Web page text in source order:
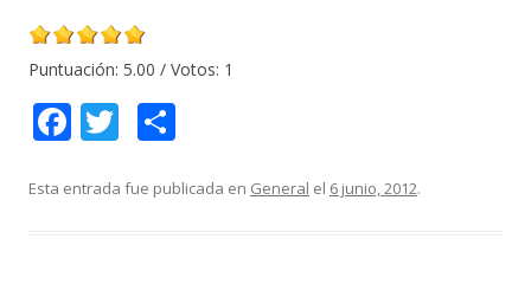
Puntuación: 5.00 / Votos: 1
F
e
T
itt m
Esta entrada fue publicada en General el 6 junio, 2012.